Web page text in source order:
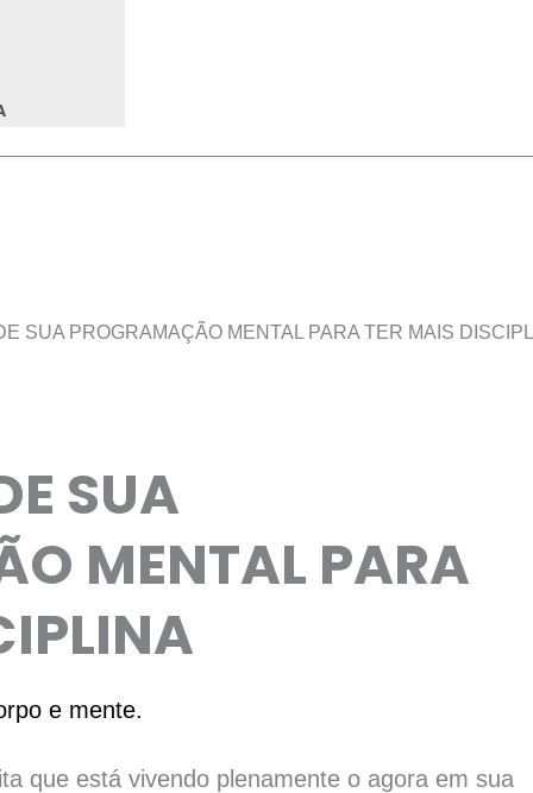
SUA PROGRAMAÇÃO MENTAL PARA TER MAIS
SUA
MENTAL PARA
e mente.
que está vivendo plenamente o agora em sua